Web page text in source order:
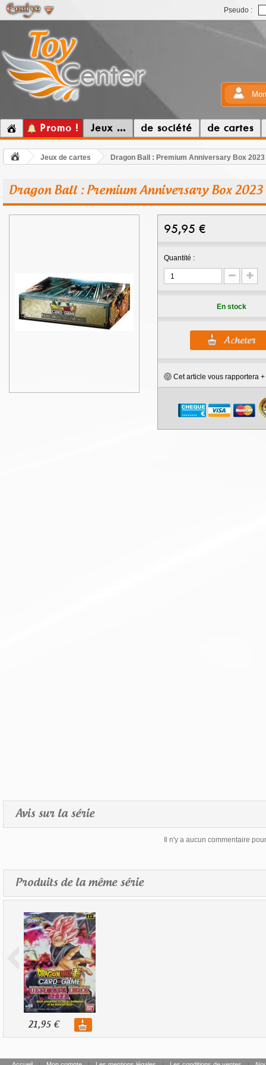
Pseudo :
Promo ! Jeux ... de société de cartes
Jeux de cartes Dragon Ball : Premium Anniversary Box 2023
Dragon Ball : Premium Anniversary Box 2023
95,95 €
Quantité :
En stock
Cet article vous rapportera +
Avis sur la série
Il n'y a aucun commentaire
Produits de la même série
21,95 €